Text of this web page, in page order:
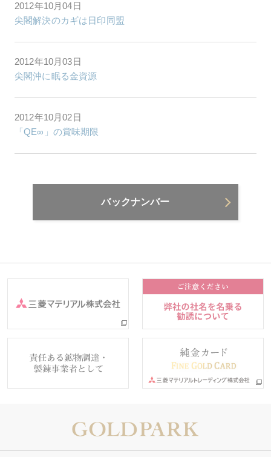
2012年10月04日
尖閣解決のカギは日印同盟
2012年10月03日
尖閣沖に眠る金資源
2012年10月02日
「QE∞」の賞味期限
バックナンバー